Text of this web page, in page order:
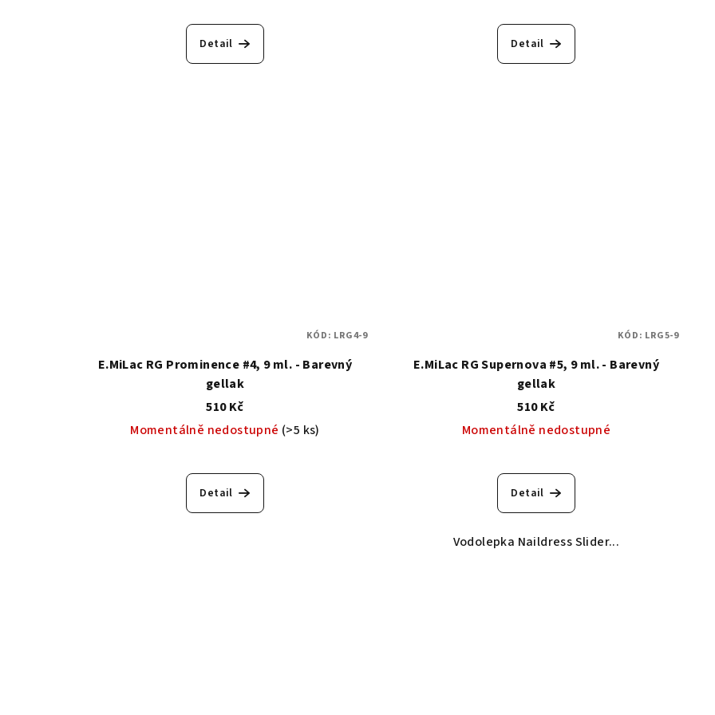
Detail Detail
E.MiLac RG Prominence #4, 9 ml. - Barevný
gellak
510 Kč
Momentálně nedostupné (>5 ks)
Detail
KÓD: LRG4-9
E.MiLac RG Supernova #5, 9 ml. - Barevný
gellak
510 Kč
Momentálně nedostupné
Detail
Vodolepka Naildress Slider...
KÓD: LRG5-9